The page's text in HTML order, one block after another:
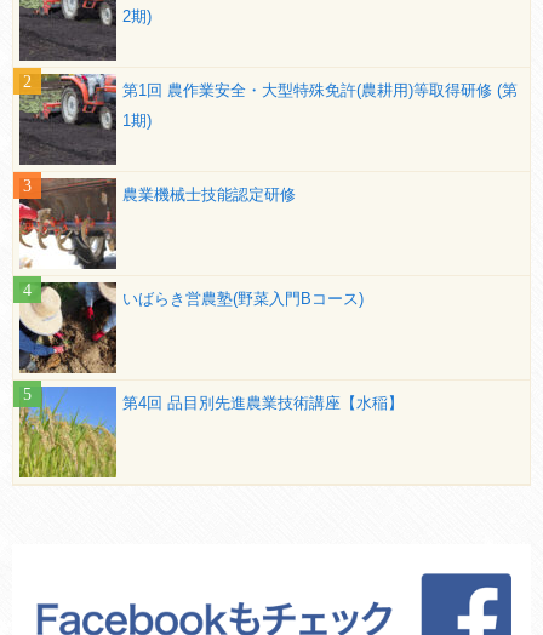
2期)
第1回 農作業安全・大型特殊免許(農耕用)等取得研修 (第
1期)
農業機械士技能認定研修
いばらき営農塾(野菜入門Bコース)
第4回 品目別先進農業技術講座【水稲】